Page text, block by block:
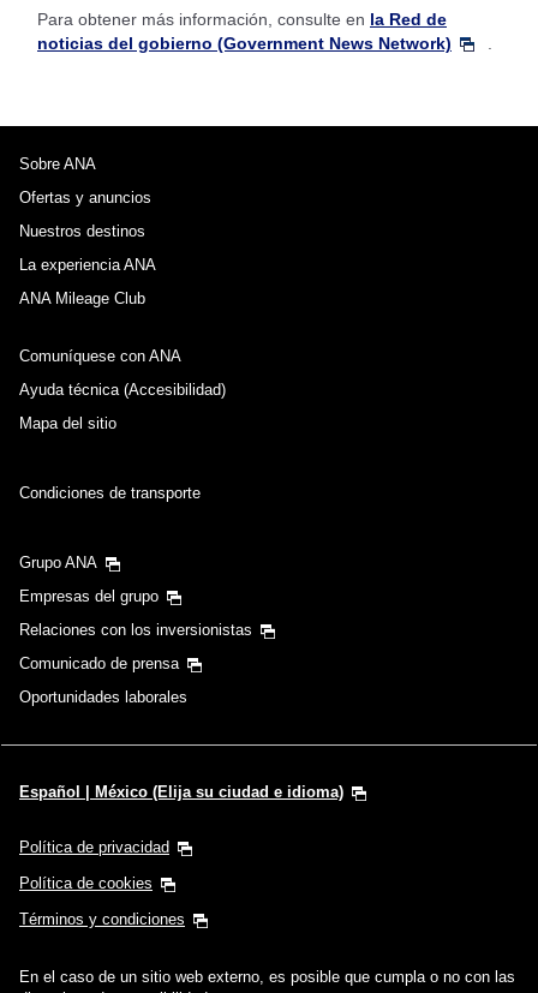
Para obtener más información, consulte en la Red de
noticias del gobierno (Government News Network)
Sobre ANA
Ofertas y anuncios
Nuestros destinos
La experiencia ANA
ANA Mileage Club
Comuníquese con ANA
Ayuda técnica (Accesibilidad)
Mapa del sitio
Condiciones de transporte
Grupo ANA
Empresas del grupo
Relaciones con los inversionistas
Comunicado de prensa
Oportunidades laborales
Español | México (Elija su ciudad e idioma)
Política de privacidad
Política de cookies
Términos y condiciones
En el caso de un sitio web externo, es posible que cumpla o no con las